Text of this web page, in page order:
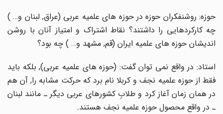
حوزه: روشنفکران حوزه در حوزه هاى علمیه عربى (عراق, لبنان و… )
چه کارکردهایى را داشتند؟ نقاط اشتراک و امتیاز آنان با روشن
اندیشان حوزه هاى علمیه ایران (قم, مشهد و… ) چه بود؟
استاد: در واقع نمى توان گفت: (حوزه هاى علمیه عربى), بلکه باید
فقط از حوزه علمیه نجف و کربلا نام برد که حرکت مشابه را, آن هم
در همان زمان آغاز کرد و طلابِ کشورهاى عربى دیگر ـ مانند لبنان
ـ در واقع محصول حوزه علمیه نجف هستند.